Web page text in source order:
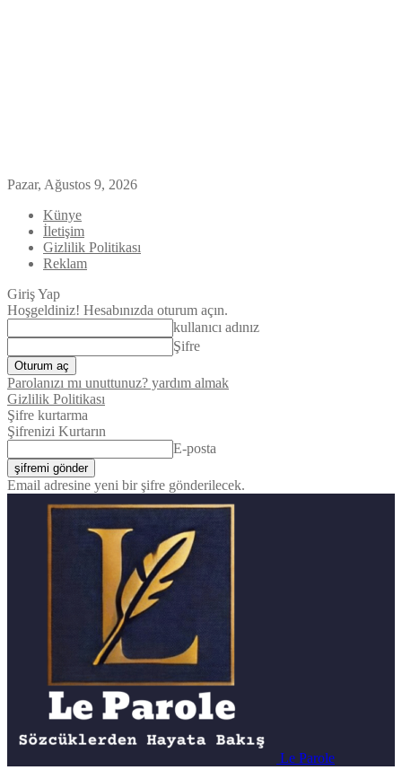
Pazar, Ağustos 9, 2026
Künye
İletişim
Gizlilik Politikası
Reklam
Giriş Yap
Hoşgeldiniz! Hesabınızda oturum açın.
kullanıcı adınız
Şifre
Parolanızı mı unuttunuz? yardım almak
Gizlilik Politikası
Şifre kurtarma
Şifrenizi Kurtarın
E-posta
Email adresine yeni bir şifre gönderilecek.
Le Parole